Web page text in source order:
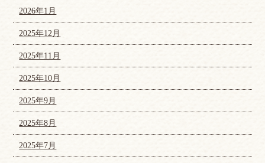
2026年1月
2025年12月
2025年11月
2025年10月
2025年9月
2025年8月
2025年7月